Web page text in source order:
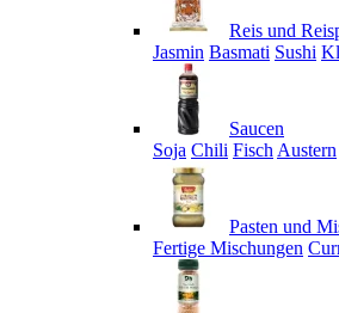
Reis und
Jasmin Basmati Sushi
Saucen
Soja Chili Fisch Austern
Pasten und
Fertige Mischungen